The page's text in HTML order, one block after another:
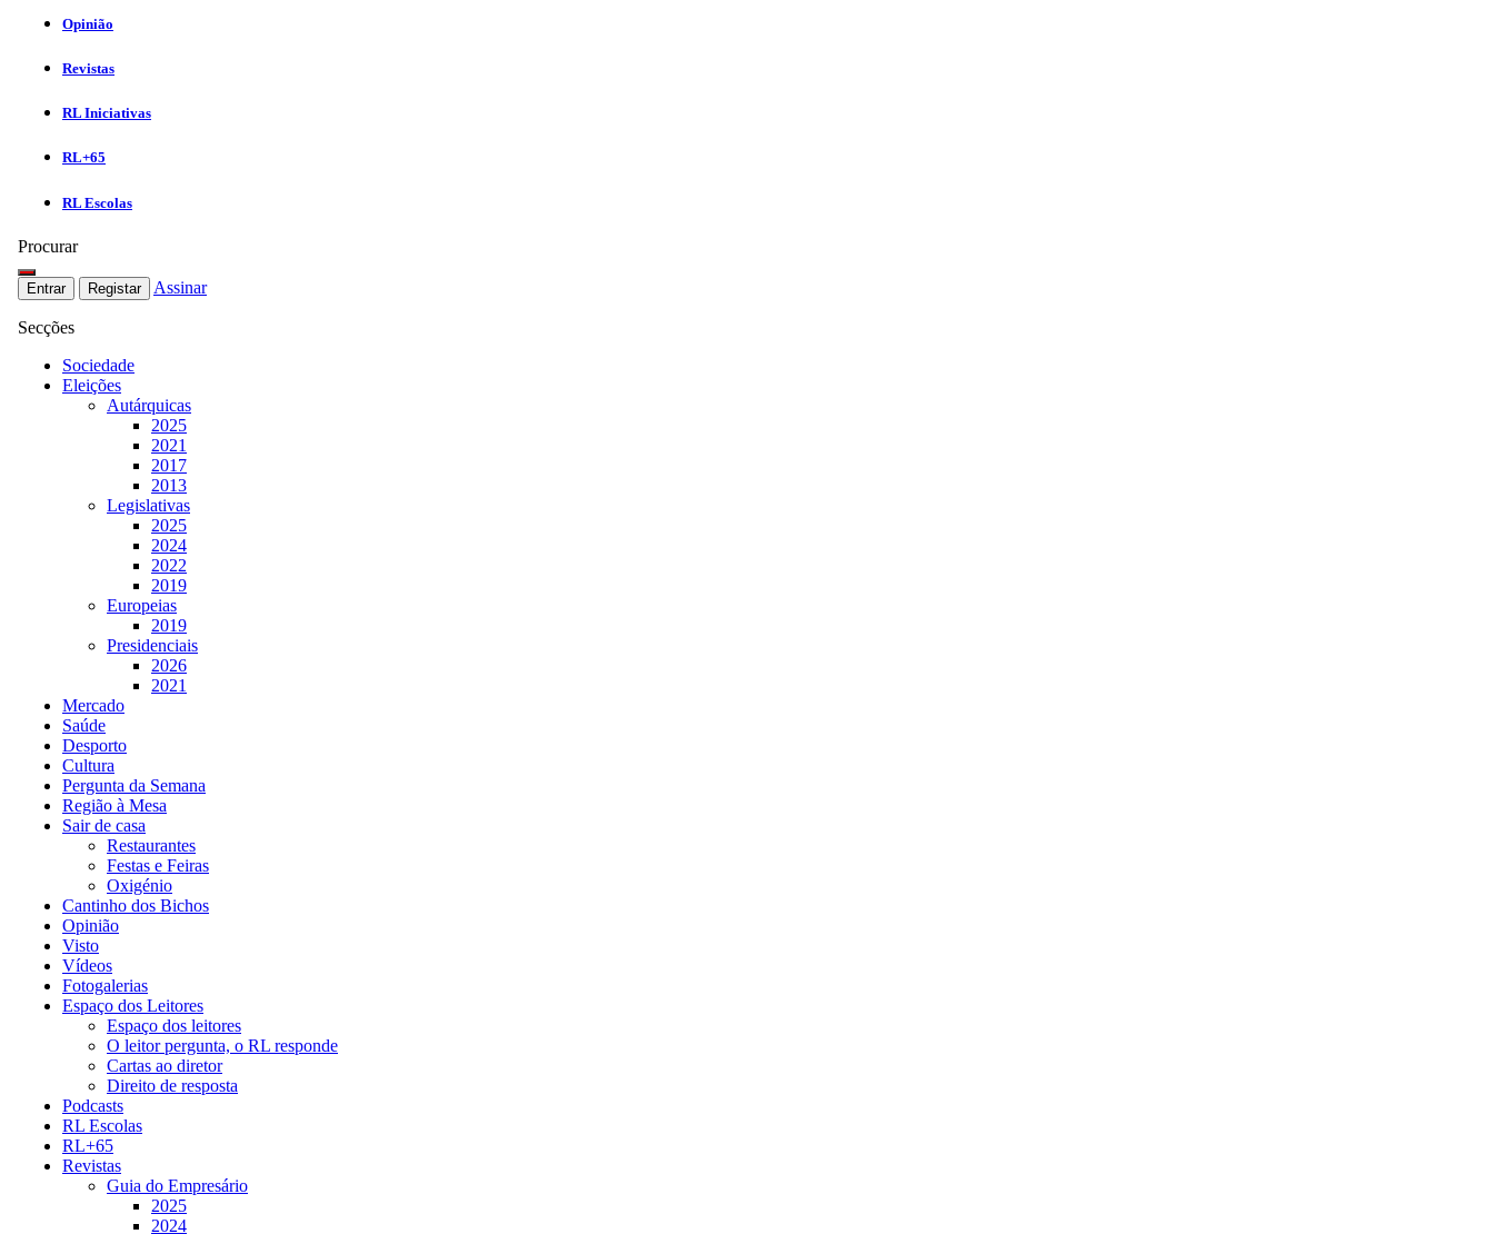
Opinião
Revistas
RL Iniciativas
RL+65
RL Escolas
Procurar
Entrar Registar Assinar
Secções
Sociedade
Eleições
Autárquicas
2025
2021
2017
2013
Legislativas
2025
2024
2022
2019
Europeias
2019
Presidenciais
2026
2021
Mercado
Saúde
Desporto
Cultura
Pergunta da Semana
Região à Mesa
Sair de casa
Restaurantes
Festas e Feiras
Oxigénio
Cantinho dos Bichos
Opinião
Visto
Vídeos
Fotogalerias
Espaço dos Leitores
Espaço dos leitores
O leitor pergunta, o RL responde
Cartas ao diretor
Direito de resposta
Podcasts
RL Escolas
RL+65
Revistas
Guia do Empresário
2025
2024